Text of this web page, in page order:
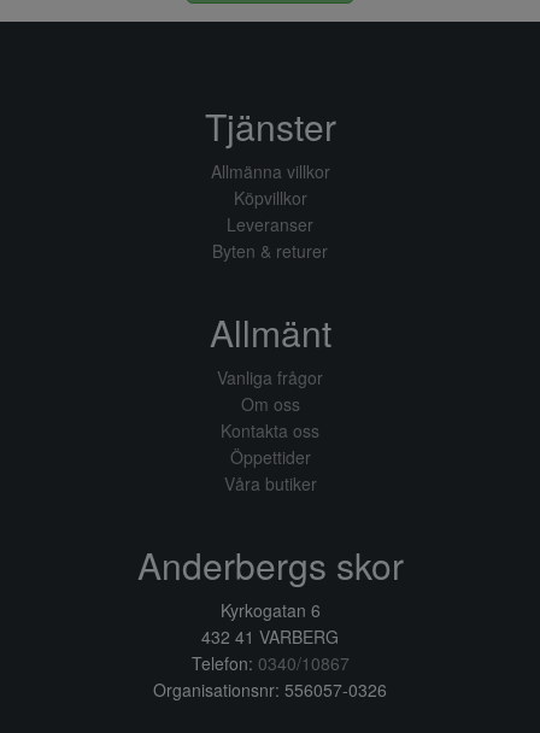
Tjänster
Allmänna villkor
Köpvillkor
Leveranser
Byten & returer
Allmänt
Vanliga frågor
Om oss
Kontakta oss
Öppettider
Våra butiker
Anderbergs skor
Kyrkogatan 6
432 41 VARBERG
Telefon: 0340/10867
Organisationsnr: 556057-0326